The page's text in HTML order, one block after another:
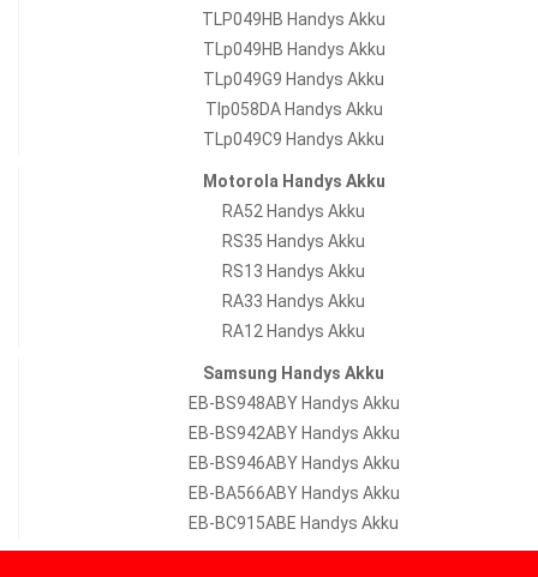
TLP049HB Handys Akku
TLp049HB Handys Akku
TLp049G9 Handys Akku
Tlp058DA Handys Akku
TLp049C9 Handys Akku
Motorola Handys Akku
RA52 Handys Akku
RS35 Handys Akku
RS13 Handys Akku
RA33 Handys Akku
RA12 Handys Akku
Samsung Handys Akku
EB-BS948ABY Handys Akku
EB-BS942ABY Handys Akku
EB-BS946ABY Handys Akku
EB-BA566ABY Handys Akku
EB-BC915ABE Handys Akku